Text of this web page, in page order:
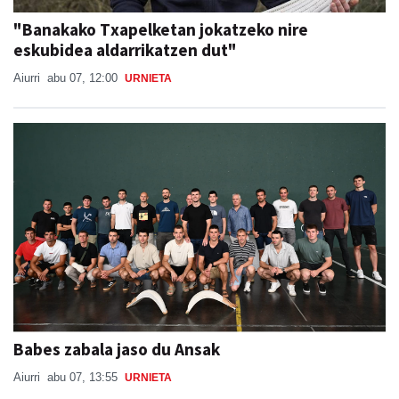
"Banakako Txapelketan jokatzeko nire
eskubidea aldarrikatzen dut"
Aiurri abu 07, 12:00 URNIETA
Babes zabala jaso du Ansak
Aiurri abu 07, 13:55 URNIETA